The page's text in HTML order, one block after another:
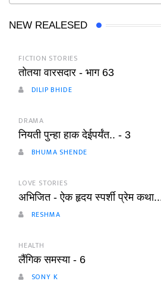
NEW REALESED
FICTION STORIES
तोतया वारसदार - भाग 63
DILIP BHIDE
DRAMA
नियती पुन्हा हाक देईपर्यंत.. - 3
BHUMA SHENDE
LOVE STORIES
अभिजित - ऐक हृदय स्पर्शी प्रेम
RESHMA
HEALTH
लैंगिक समस्या - 6
SONY K